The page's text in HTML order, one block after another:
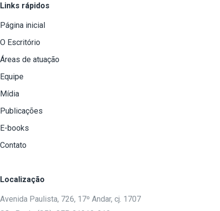
Links rápidos
Página inicial
O Escritório
Áreas de atuação
Equipe
Mídia
Publicações
E-books
Contato
Localização
Avenida Paulista, 726, 17º Andar, cj. 1707